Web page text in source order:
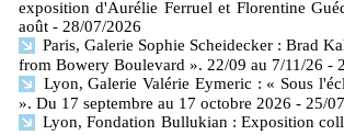
exposition d'Aurélie Ferruel et Florentine
août - 28/07/2026
Paris, Galerie Sophie Scheidecker : Brad
from Bowery Boulevard ». 22/09 au 7/11/26 -
Lyon, Galerie Valérie Eymeric : « Sous
». Du 17 septembre au 17 octobre 2026 - 25/
Lyon, Fondation Bullukian : Exposition